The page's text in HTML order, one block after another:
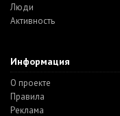
Люди
Активность
Информация
О проекте
Правила
Реклама